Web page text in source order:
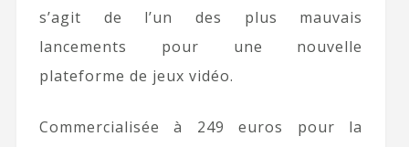
s’agit de l’un des plus mauvais
lancements pour une nouvelle
plateforme de jeux vidéo.
Commercialisée à 249 euros pour la